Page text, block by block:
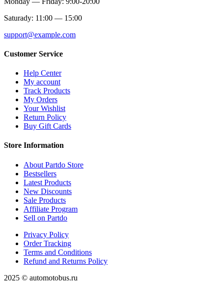
Saturady: 11:00 — 15:00
support@example.com
Customer Service
Help Center
My account
Track Products
My Orders
Your Wishlist
Return Policy
Buy Gift Cards
Store Information
About Partdo Store
Bestsellers
Latest Products
New Discounts
Sale Products
Affiliate Program
Sell on Partdo
Privacy Policy
Order Tracking
Terms and Conditions
Refund and Returns Policy
2025 © automotobus.ru